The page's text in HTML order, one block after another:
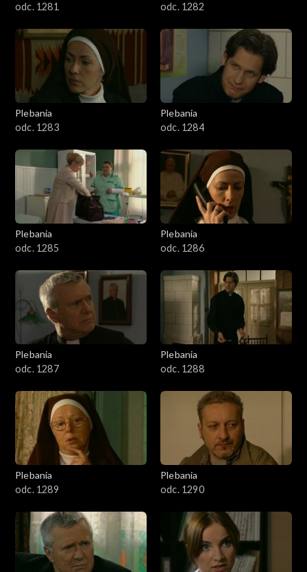
odc. 1281
odc. 1282
Plebania
odc. 1283
Plebania
odc. 1284
Plebania
odc. 1285
Plebania
odc. 1286
Plebania
odc. 1287
Plebania
odc. 1288
Plebania
odc. 1289
Plebania
odc. 1290